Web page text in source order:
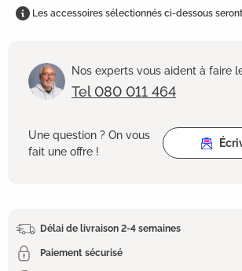
Les accessoires sélectionnés ci-dessous
Nos experts vous aident à faire
Tel 080 011 464
Une question ? On vous
fait une offre !
Délai de livraison 2-4 semaines
Paiement sécurisé